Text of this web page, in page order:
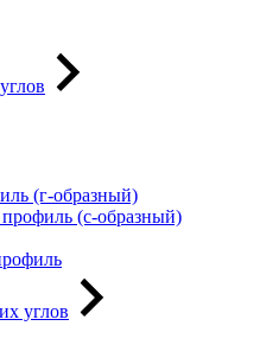
(г-образный)
(с-образный)
углов